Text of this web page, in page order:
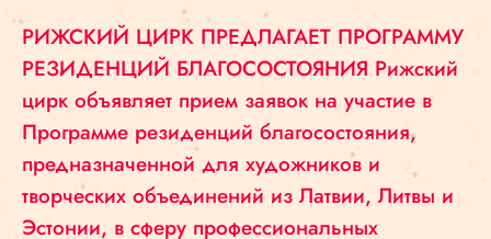
РИЖСКИЙ ЦИРК ПРЕДЛАГАЕТ ПРОГРАММУ
РЕЗИДЕНЦИЙ БЛАГОСОСТОЯНИЯ Рижский
цирк объявляет прием заявок на участие в
Программе резиденций благосостояния,
предназначенной для художников и
творческих объединений из Латвии, Литвы и
Эстонии, в сферу профессиональных